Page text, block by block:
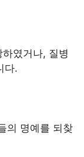
였거나, 질병
다.
의 명예를 되찾